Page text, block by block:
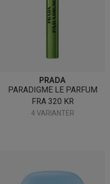
PRADA
PARADIGME LE PARFUM
FRA 320 KR
4 VARIANTER